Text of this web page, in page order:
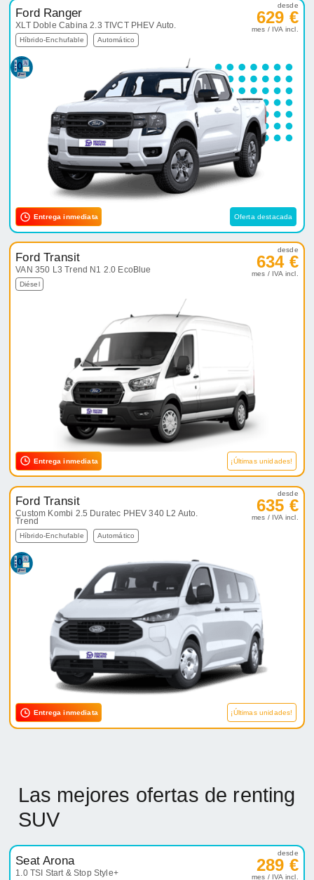
Ford Ranger
XLT Doble Cabina 2.3 TIVCT PHEV Auto.
Híbrido-Enchufable Automático
desde
629 €
mes / IVA incl.
Entrega inmediata Oferta destacada
Ford Transit
VAN 350 L3 Trend N1 2.0 EcoBlue
Diésel
desde
634 €
mes / IVA incl.
Entrega inmediata ¡Últimas unidades!
Ford Transit
Custom Kombi 2.5 Duratec PHEV 340 L2 Auto.
Trend
Híbrido-Enchufable Automático
desde
635 €
mes / IVA incl.
Entrega inmediata ¡Últimas unidades!
Las mejores ofertas de renting
SUV
Seat Arona
1.0 TSI Start & Stop Style+
desde
289 €
mes / IVA incl.